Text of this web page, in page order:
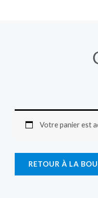
Votre panier est
RETOUR À LA